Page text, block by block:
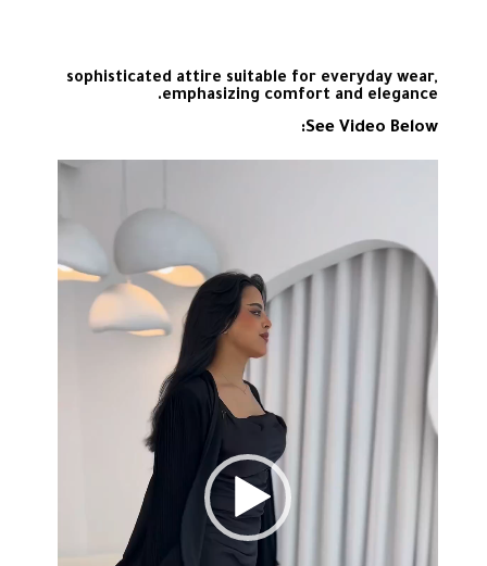
sophisticated attire suitable for everyday wear,
emphasizing comfort and elegance.
See Video Below: